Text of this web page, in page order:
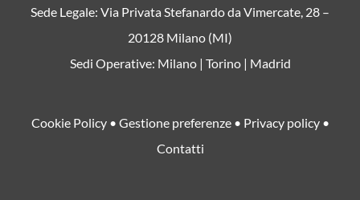
Sede Legale: Via Privata Stefanardo da Vimercate, 28 –
20128 Milano (MI)
Sedi Operative: Milano | Torino | Madrid
Cookie Policy• Gestione preferenze• Privacy policy•
Contatti